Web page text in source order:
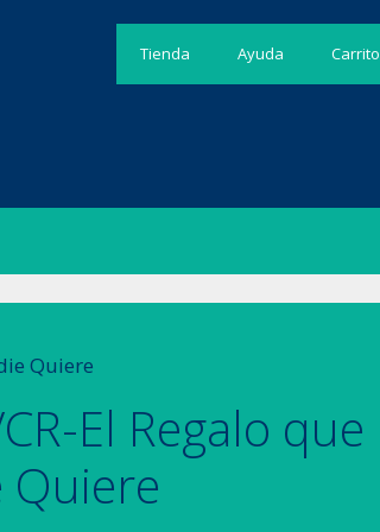
Tienda Ayuda Carrito
Quiere
El Regalo que
Quiere